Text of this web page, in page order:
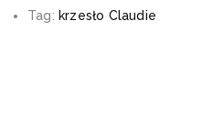
Tag: krzesło Claudie